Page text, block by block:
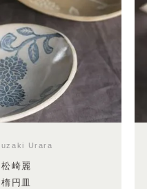
Urara
松崎麗
楕円皿